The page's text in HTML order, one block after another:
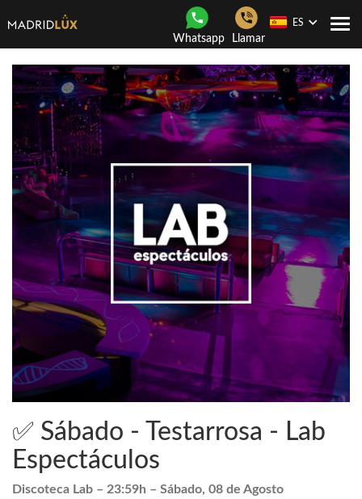
Whatsapp Llamar
ES
✅ Sábado - Testarrosa - Lab
Espectáculos
Discoteca Lab – 23:59h – Sábado, 08 de Agosto